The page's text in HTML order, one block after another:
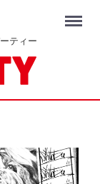
ティー
Menu